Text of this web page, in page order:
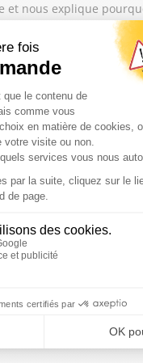
nous explique
en marche sur le
Space X :
qui suscite la